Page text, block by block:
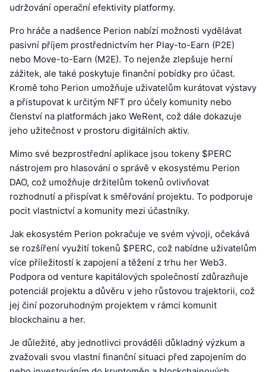
udržování operační efektivity platformy.
Pro hráče a nadšence Perion nabízí možnosti vydělávat
pasivní příjem prostřednictvím her Play-to-Earn (P2E)
nebo Move-to-Earn (M2E). To nejenže zlepšuje herní
zážitek, ale také poskytuje finanční pobídky pro účast.
Kromě toho Perion umožňuje uživatelům kurátovat výstavy
a přistupovat k určitým NFT pro účely komunity nebo
členství na platformách jako WeRent, což dále dokazuje
jeho užitečnost v prostoru digitálních aktiv.
Mimo své bezprostřední aplikace jsou tokeny $PERC
nástrojem pro hlasování o správě v ekosystému Perion
DAO, což umožňuje držitelům tokenů ovlivňovat
rozhodnutí a přispívat k směřování projektu. To podporuje
pocit vlastnictví a komunity mezi účastníky.
Jak ekosystém Perion pokračuje ve svém vývoji, očekává
se rozšíření využití tokenů $PERC, což nabídne uživatelům
více příležitostí k zapojení a těžení z trhu her Web3.
Podpora od venture kapitálových společností zdůrazňuje
potenciál projektu a důvěru v jeho růstovou trajektorii, což
jej činí pozoruhodným projektem v rámci komunit
blockchainu a her.
Je důležité, aby jednotlivci prováděli důkladný výzkum a
zvažovali svou vlastní finanční situaci před zapojením do